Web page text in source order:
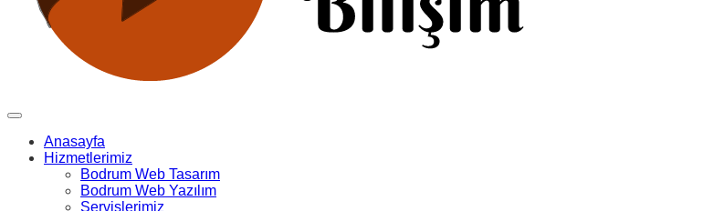
Anasayfa
Hizmetlerimiz
Bodrum Web Tasarım
Bodrum Web Yazılım
Servislerimiz